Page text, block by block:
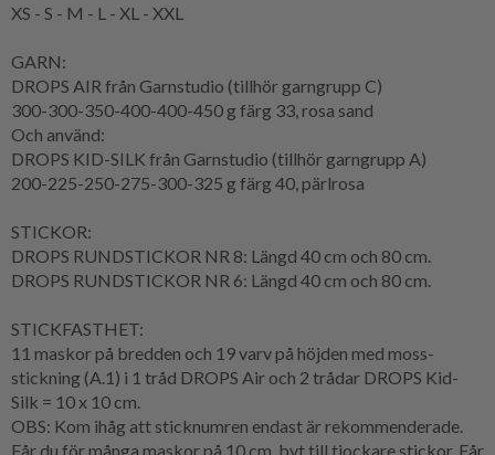
XS - S - M - L - XL - XXL
GARN:
DROPS AIR från Garnstudio (tillhör garngrupp C)
300-300-350-400-400-450 g färg 33, rosa sand
Och använd:
DROPS KID-SILK från Garnstudio (tillhör garngrupp A)
200-225-250-275-300-325 g färg 40, pärlrosa
STICKOR:
DROPS RUNDSTICKOR NR 8: Längd 40 cm och 80 cm.
DROPS RUNDSTICKOR NR 6: Längd 40 cm och 80 cm.
STICKFASTHET:
11 maskor på bredden och 19 varv på höjden med moss-
stickning (A.1) i 1 tråd DROPS Air och 2 trådar DROPS Kid-
Silk = 10 x 10 cm.
OBS: Kom ihåg att sticknumren endast är rekommenderade.
Får du för många maskor på 10 cm, byt till tjockare stickor. Får